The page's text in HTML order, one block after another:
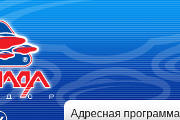
Адресная